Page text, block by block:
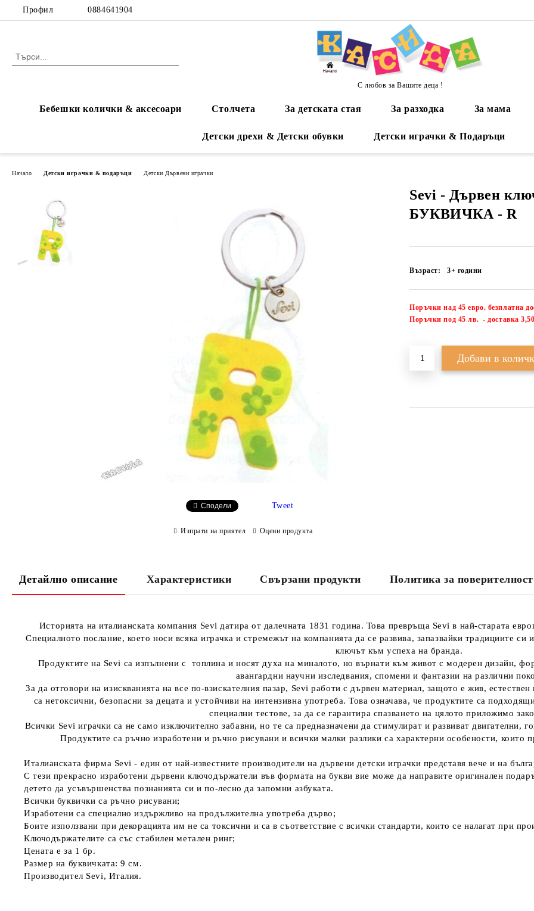
Профил 0884641904
С любов за Вашите деца !
Бебешки колички & аксесоари Столчета За детската стая За разходка За мама
Детски дрехи & Детски обувки Детски играчки & Подаръци
Начало Детски играчки & подаръци Детски Дървени играчки
Sevi - Дървен
БУКВИЧКА - R
Възраст: 3+ години
Поръчки над 45 евро. безплатна
Поръчки под 45 лв. - доставка
Сподели Tweet
Изпрати на приятел Оцени продукта
Детайлно описание Характеристики Свързани продукти Политика за поверителност
Историята на италианската компания Sevi датира от далечната 1831 година. Това превръща Sevi в най-старата
Специалното послание, което носи всяка играчка и стремежът на компанията да се развива, запазвайки традициите
ключът към успеха на бранда.
Продуктите на Sevi са изпълнени с топлина и носят духа на миналото, но върнати към живот с модерен дизайн,
авангардни научни изследвания, спомени и фантазии на различни
За да отговори на изискванията на все по-взискателния пазар, Sevi работи с дървен материал, защото е жив,
са нетоксични, безопасни за децата и устойчиви на интензивна употреба. Това означава, че продуктите са
специални тестове, за да се гарантира спазването на цялото приложимо
Всички Sevi играчки са не само изключително забавни, но те са предназначени да стимулират и развиват двигателни,
Продуктите са ръчно изработени и ръчно рисувани и всички малки разлики са характерни особености, които
Италианската фирма Sevi - един от най-известните производители на дървени детски играчки представя вече и на
С тези прекрасно изработени дървени ключодържатели във формата на букви вие може да направите оригинален
детето да усъвършенства познанията си и по-лесно да запомни азбуката.
Всички буквички са ръчно рисувани;
Изработени са специално издържливо на продължителна употреба дърво;
Боите използвани при декорацията им не са токсични и са в съответствие с всички стандарти, които се налагат при
Ключодържателите са със стабилен метален ринг;
Цената е за 1 бр.
Размер на буквичката: 9 см.
Производител Sevi, Италия.